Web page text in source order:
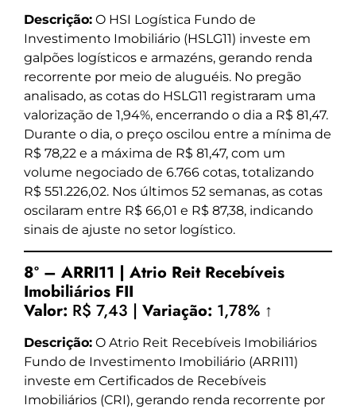
Descrição: O HSI Logística Fundo de
Investimento Imobiliário (HSLG11) investe em
galpões logísticos e armazéns, gerando renda
recorrente por meio de aluguéis. No pregão
analisado, as cotas do HSLG11 registraram uma
valorização de 1,94%, encerrando o dia a R$ 81,47.
Durante o dia, o preço oscilou entre a mínima de
R$ 78,22 e a máxima de R$ 81,47, com um
volume negociado de 6.766 cotas, totalizando
R$ 551.226,02. Nos últimos 52 semanas, as cotas
oscilaram entre R$ 66,01 e R$ 87,38, indicando
sinais de ajuste no setor logístico.
8º – ARRI11 | Atrio Reit Recebíveis
Imobiliários FII
Valor: R$ 7,43 | Variação: 1,78% ↑
Descrição: O Atrio Reit Recebíveis Imobiliários
Fundo de Investimento Imobiliário (ARRI11)
investe em Certificados de Recebíveis
Imobiliários (CRI), gerando renda recorrente por